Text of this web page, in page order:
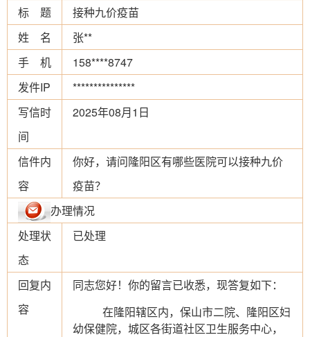
标 题
接种九价疫苗
姓 名
张**
手 机
158****8747
发件IP
***************
写信时
间
2025年08月1日
信件内
容
你好，请问隆阳区有哪些医院可以接种九价
疫苗？
办理情况
处理状
态
已处理
回复内
容
同志您好！你的留言已收悉，现答复如下：
在隆阳辖区内，保山市二院、隆阳区妇
幼保健院，城区各街道社区卫生服务中心，